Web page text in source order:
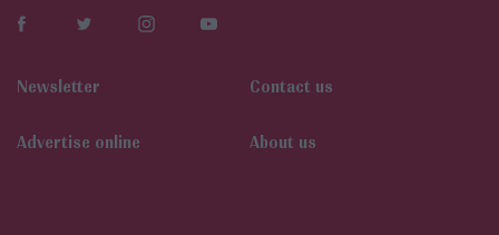
Newsletter Contact us
Αdvertise online About us